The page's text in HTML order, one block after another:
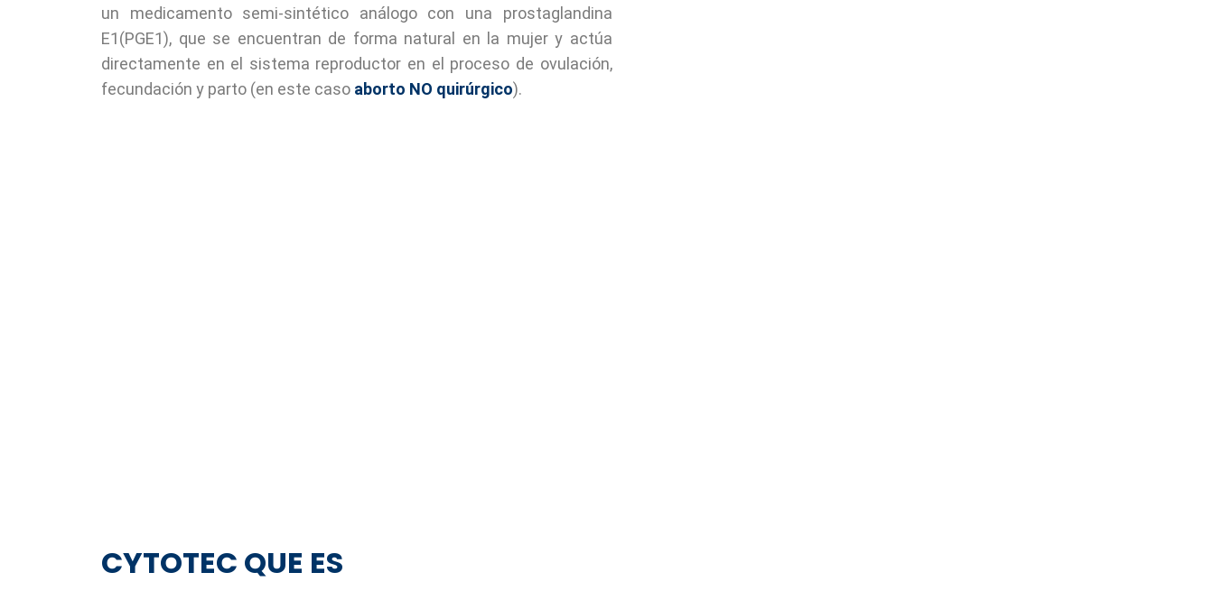
un medicamento semi-sintético análogo con una prostaglandina
E1(PGE1), que se encuentran de forma natural en la mujer y actúa
directamente en el sistema reproductor en el proceso de ovulación,
fecundación y parto (en este caso aborto NO quirúrgico).
CYTOTEC QUE ES